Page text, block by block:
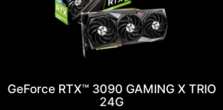
GeForce RTX™ 3090 GAMING X TRIO
24G